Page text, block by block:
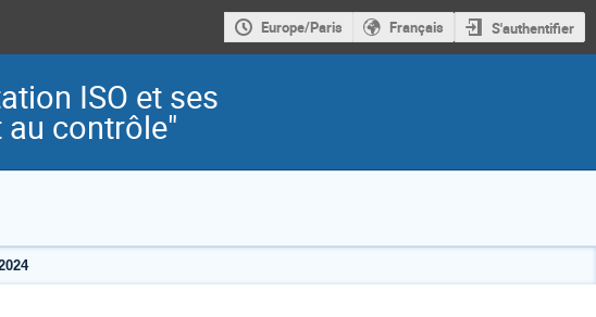
Europe/Paris Français S'authentifier
ISO et ses
contrôle"